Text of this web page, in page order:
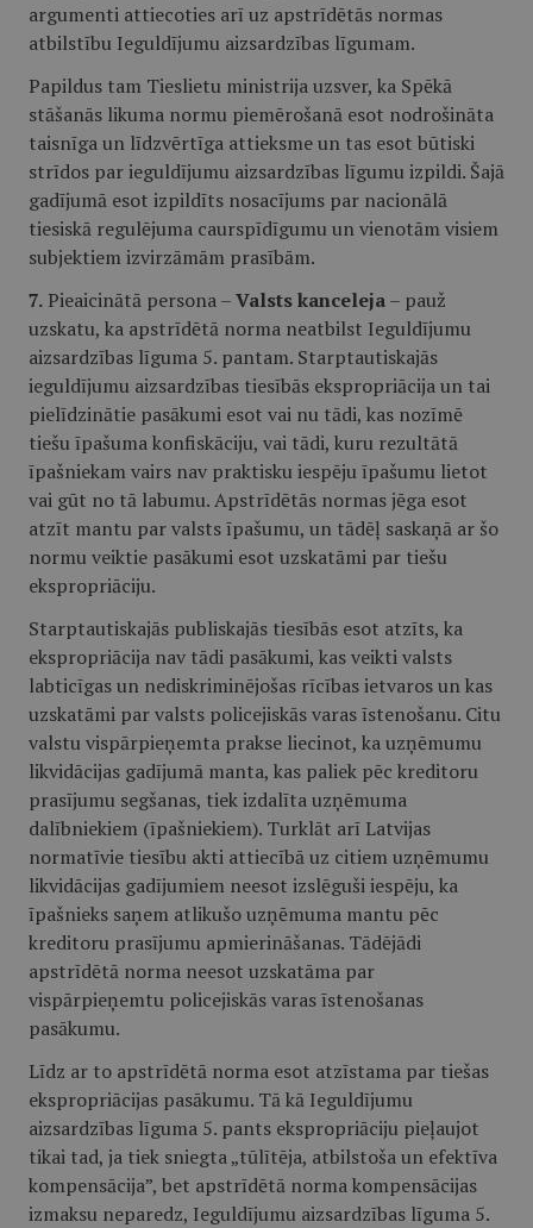
argumenti attiecoties arī uz apstrīdētās normas
atbilstību Ieguldījumu aizsardzības līgumam.
Papildus tam Tieslietu ministrija uzsver, ka Spēkā
stāšanās likuma normu piemērošanā esot nodrošināta
taisnīga un līdzvērtīga attieksme un tas esot būtiski
strīdos par ieguldījumu aizsardzības līgumu izpildi. Šajā
gadījumā esot izpildīts nosacījums par nacionālā
tiesiskā regulējuma caurspīdīgumu un vienotām visiem
subjektiem izvirzāmām prasībām.
7. Pieaicinātā persona –Valsts kanceleja– pauž
uzskatu, ka apstrīdētā norma neatbilst Ieguldījumu
aizsardzības līguma 5. pantam. Starptautiskajās
ieguldījumu aizsardzības tiesībās ekspropriācija un tai
pielīdzinātie pasākumi esot vai nu tādi, kas nozīmē
tiešu īpašuma konfiskāciju, vai tādi, kuru rezultātā
īpašniekam vairs nav praktisku iespēju īpašumu lietot
vai gūt no tā labumu. Apstrīdētās normas jēga esot
atzīt mantu par valsts īpašumu, un tādēļ saskaņā ar šo
normu veiktie pasākumi esot uzskatāmi par tiešu
ekspropriāciju.
Starptautiskajās publiskajās tiesībās esot atzīts, ka
ekspropriācija nav tādi pasākumi, kas veikti valsts
labticīgas un nediskriminējošas rīcības ietvaros un kas
uzskatāmi par valsts policejiskās varas īstenošanu. Citu
valstu vispārpieņemta prakse liecinot, ka uzņēmumu
likvidācijas gadījumā manta, kas paliek pēc kreditoru
prasījumu segšanas, tiek izdalīta uzņēmuma
dalībniekiem (īpašniekiem). Turklāt arī Latvijas
normatīvie tiesību akti attiecībā uz citiem uzņēmumu
likvidācijas gadījumiem neesot izslēguši iespēju, ka
īpašnieks saņem atlikušo uzņēmuma mantu pēc
kreditoru prasījumu apmierināšanas. Tādējādi
apstrīdētā norma neesot uzskatāma par
vispārpieņemtu policejiskās varas īstenošanas
pasākumu.
Līdz ar to apstrīdētā norma esot atzīstama par tiešas
ekspropriācijas pasākumu. Tā kā Ieguldījumu
aizsardzības līguma 5. pants ekspropriāciju pieļaujot
tikai tad, ja tiek sniegta „tūlītēja, atbilstoša un efektīva
kompensācija”, bet apstrīdētā norma kompensācijas
izmaksu neparedz, Ieguldījumu aizsardzības līguma 5.